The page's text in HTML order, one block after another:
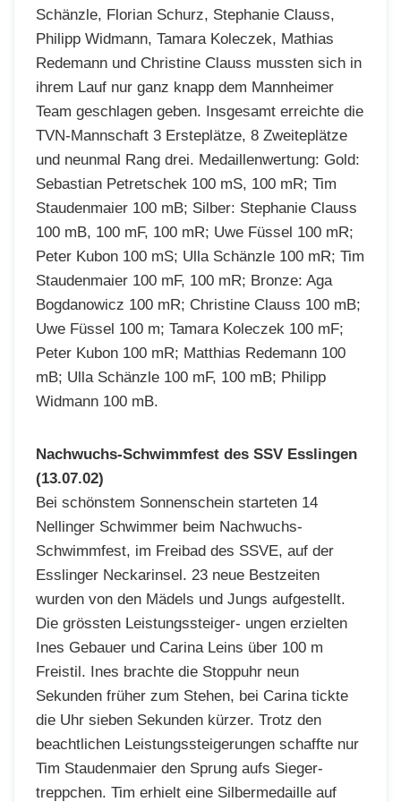
Schänzle, Florian Schurz, Stephanie Clauss,
Philipp Widmann, Tamara Koleczek, Mathias
Redemann und Christine Clauss mussten sich in
ihrem Lauf nur ganz knapp dem Mannheimer
Team geschlagen geben. Insgesamt erreichte die
TVN-Mannschaft 3 Ersteplätze, 8 Zweiteplätze
und neunmal Rang drei. Medaillenwertung: Gold:
Sebastian Petretschek 100 mS, 100 mR; Tim
Staudenmaier 100 mB; Silber: Stephanie Clauss
100 mB, 100 mF, 100 mR; Uwe Füssel 100 mR;
Peter Kubon 100 mS; Ulla Schänzle 100 mR; Tim
Staudenmaier 100 mF, 100 mR; Bronze: Aga
Bogdanowicz 100 mR; Christine Clauss 100 mB;
Uwe Füssel 100 m; Tamara Koleczek 100 mF;
Peter Kubon 100 mR; Matthias Redemann 100
mB; Ulla Schänzle 100 mF, 100 mB; Philipp
Widmann 100 mB.
Nachwuchs-Schwimmfest des SSV Esslingen
(13.07.02)
Bei schönstem Sonnenschein starteten 14
Nellinger Schwimmer beim Nachwuchs-
Schwimmfest, im Freibad des SSVE, auf der
Esslinger Neckarinsel. 23 neue Bestzeiten
wurden von den Mädels und Jungs aufgestellt.
Die grössten Leistungssteiger- ungen erzielten
Ines Gebauer und Carina Leins über 100 m
Freistil. Ines brachte die Stoppuhr neun
Sekunden früher zum Stehen, bei Carina tickte
die Uhr sieben Sekunden kürzer. Trotz den
beachtlichen Leistungssteigerungen schaffte nur
Tim Staudenmaier den Sprung aufs Sieger-
treppchen. Tim erhielt eine Silbermedaille auf